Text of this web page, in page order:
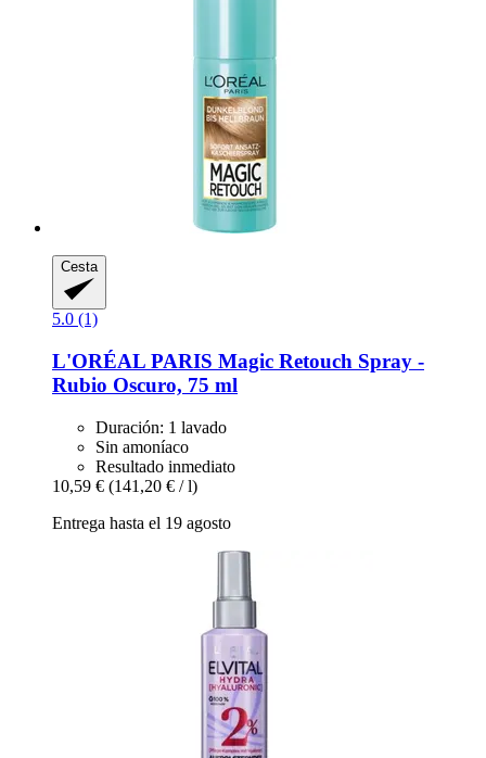
Cesta
5.0 (1)
L'ORÉAL PARIS Magic Retouch Spray -​
Rubio Oscuro, 75 ml
Duración: 1 lavado
Sin amoníaco
Resultado inmediato
10,59 € (141,20 € / l)
Entrega hasta el 19 agosto